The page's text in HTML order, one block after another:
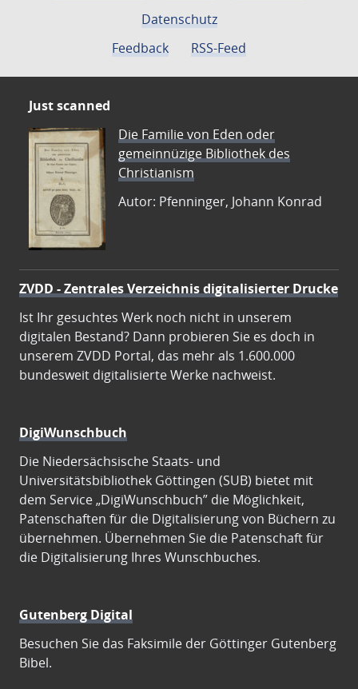
Datenschutz
Feedback
RSS-Feed
Just scanned
Die Familie von Eden oder
gemeinnüzige Bibliothek des
Christianism
Autor: Pfenninger, Johann Konrad
ZVDD - Zentrales Verzeichnis digitalisierter Drucke
Ist Ihr gesuchtes Werk noch nicht in unserem
digitalen Bestand? Dann probieren Sie es doch in
unserem ZVDD Portal, das mehr als 1.600.000
bundesweit digitalisierte Werke nachweist.
DigiWunschbuch
Die Niedersächsische Staats- und
Universitätsbibliothek Göttingen (SUB) bietet mit
dem Service „DigiWunschbuch” die Möglichkeit,
Patenschaften für die Digitalisierung von Büchern zu
übernehmen. Übernehmen Sie die Patenschaft für
die Digitalisierung Ihres Wunschbuches.
Gutenberg Digital
Besuchen Sie das Faksimile der Göttinger Gutenberg
Bibel.